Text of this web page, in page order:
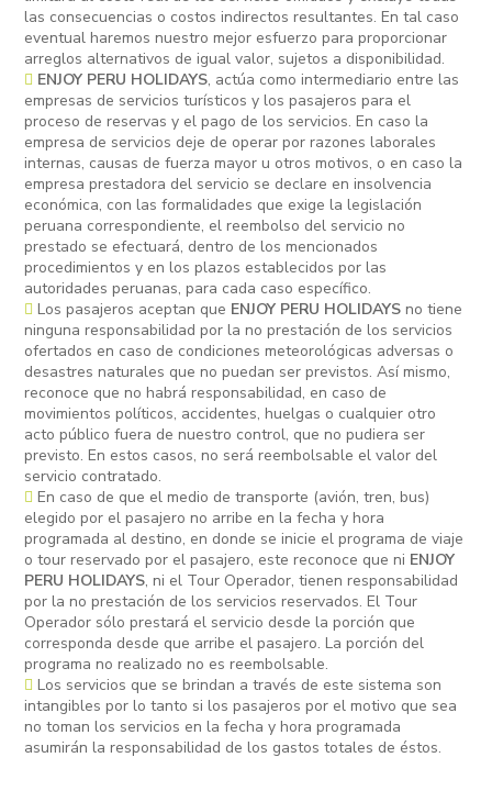
las consecuencias o costos indirectos resultantes. En tal caso
eventual haremos nuestro mejor esfuerzo para proporcionar
arreglos alternativos de igual valor, sujetos a disponibilidad.
ENJOY PERU HOLIDAYS, actúa como intermediario entre las
empresas de servicios turísticos y los pasajeros para el
proceso de reservas y el pago de los servicios. En caso la
empresa de servicios deje de operar por razones laborales
internas, causas de fuerza mayor u otros motivos, o en caso la
empresa prestadora del servicio se declare en insolvencia
económica, con las formalidades que exige la legislación
peruana correspondiente, el reembolso del servicio no
prestado se efectuará, dentro de los mencionados
procedimientos y en los plazos establecidos por las
autoridades peruanas, para cada caso específico.
Los pasajeros aceptan que ENJOY PERU HOLIDAYS no tiene
ninguna responsabilidad por la no prestación de los servicios
ofertados en caso de condiciones meteorológicas adversas o
desastres naturales que no puedan ser previstos. Así mismo,
reconoce que no habrá responsabilidad, en caso de
movimientos políticos, accidentes, huelgas o cualquier otro
acto público fuera de nuestro control, que no pudiera ser
previsto. En estos casos, no será reembolsable el valor del
servicio contratado.
En caso de que el medio de transporte (avión, tren, bus)
elegido por el pasajero no arribe en la fecha y hora
programada al destino, en donde se inicie el programa de viaje
o tour reservado por el pasajero, este reconoce que ni ENJOY
PERU HOLIDAYS, ni el Tour Operador, tienen responsabilidad
por la no prestación de los servicios reservados. El Tour
Operador sólo prestará el servicio desde la porción que
corresponda desde que arribe el pasajero. La porción del
programa no realizado no es reembolsable.
Los servicios que se brindan a través de este sistema son
intangibles por lo tanto si los pasajeros por el motivo que sea
no toman los servicios en la fecha y hora programada
asumirán la responsabilidad de los gastos totales de éstos.